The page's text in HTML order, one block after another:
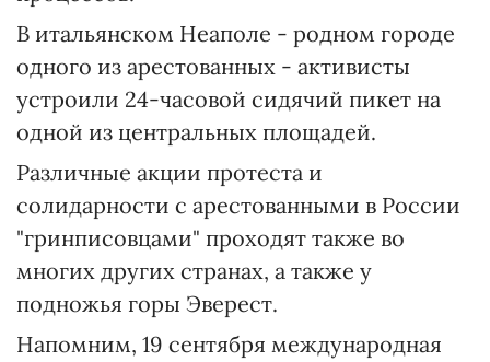
В итальянском Неаполе - родном городе
одного из арестованных - активисты
устроили 24-часовой сидячий пикет на
одной из центральных площадей.
Различные акции протеста и
солидарности с арестованными в России
"гринписовцами" проходят также во
многих других странах, а также у
подножья горы Эверест.
Напомним, 19 сентября международная